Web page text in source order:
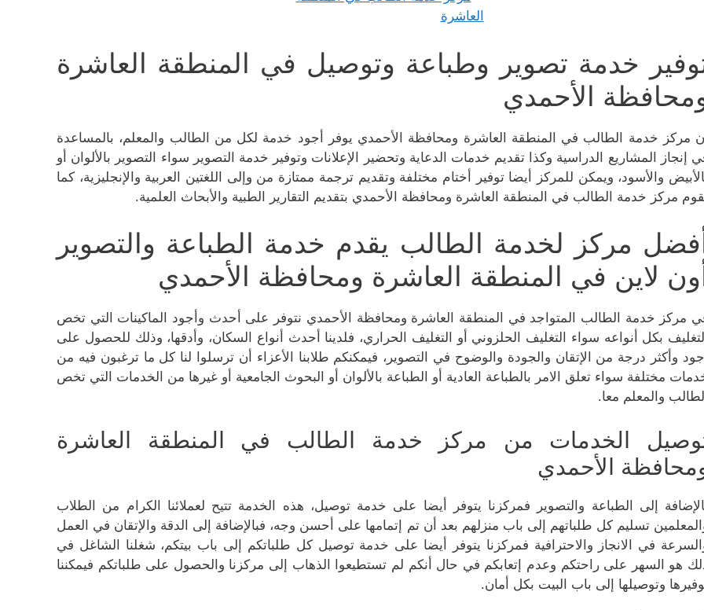
خدمة تصوير وطباعة وتوصيل في المنطقة العاشرة
الأحمدي
مركز خدمة الطالب في المنطقة العاشرة ومحافظة الأحمدي يوفر أجود خدمة لكل من الطالب والمعلم، بالمساعدة
إنجاز المشاريع الدراسية وكذا تقديم خدمات الدعاية وتحضير الإعلانات وتوفير خدمة التصوير سواء التصوير بالألوان أو
والأسود، ويمكن للمركز أيضا توفير أختام مختلفة وتقديم ترجمة ممتازة من وإلى اللغتين العربية والإنجليزية، كما
مركز خدمة الطالب في المنطقة العاشرة ومحافظة الأحمدي بتقديم التقارير الطبية والأبحاث العلمية.
مركز لخدمة الطالب يقدم خدمة الطباعة والتصوير
لاين في المنطقة العاشرة ومحافظة الأحمدي
مركز خدمة الطالب المتواجد في المنطقة العاشرة ومحافظة الأحمدي نتوفر على أحدث وأجود الماكينات التي تخص
التغليف بكل أنواعه سواء التغليف الحلزوني أو التغليف الحراري، فلدينا أحدث أنواع السكان، وأدقها، وذلك للحصول على
أجود وأكثر درجة من الإتقان والجودة والوضوح في التصوير، فيمكنكم طلابنا الأعزاء أن ترسلوا لنا كل ما ترغبون فيه من
مختلفة سواء تعلق الامر بالطباعة العادية أو الطباعة بالألوان أو البحوث الجامعية أو غيرها من الخدمات التي تخص
الطالب والمعلم معا.
الخدمات من مركز خدمة الطالب في المنطقة العاشرة
الأحمدي
إلى الطباعة والتصوير فمركزنا يتوفر أيضا على خدمة توصيل، هذه الخدمة تتيح لعملائنا الكرام من الطلاب
تسليم كل طلباتهم إلى باب منزلهم بعد أن تم إتمامها على أحسن وجه، فبالإضافة إلى الدقة والإتقان في العمل
في الانجاز والاحترافية فمركزنا يتوفر أيضا على خدمة توصيل كل طلباتكم إلى باب بيتكم، شغلنا الشاغل في
هو السهر على راحتكم وعدم إتعابكم في حال أنكم لم تستطيعوا الذهاب إلى مركزنا والحصول على طلباتكم فيمكننا
وتوصيلها إلى باب البيت بكل أمان.